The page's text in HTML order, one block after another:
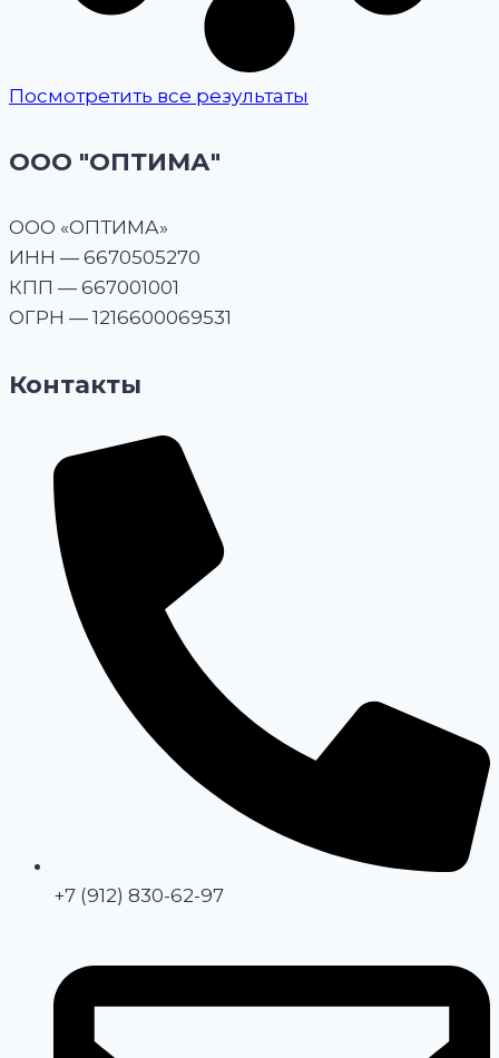
Посмотретить все результаты
ООО "ОПТИМА"
OOO «ОПТИМА»
ИНН — 6670505270
КПП — 667001001
ОГРН — 1216600069531
Контакты
+7 (912) 830-62-97